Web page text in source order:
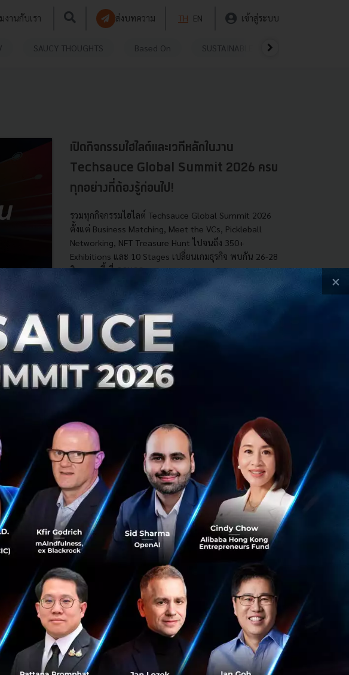
งานกับเรา ส่งบทความ TH EN เข้าสู่ระบบ
SAUCY THOUGHTS Based On SUSTAINABLE
เปิดกิจกรรมไฮไลต์และเวทีหลักในงาน
Techsauce Global Summit 2026 ครบ
ทุกอย่างที่ต้องรู้ก่อนไป!
รวมทุกกิจกรรมไฮไลต์ Techsauce Global Summit 2026
ตั้งแต่ Business Matching, Meet the VCs, Pickleball
Networking, NFT Treasure Hunt ไปจนถึง 350+
Exhibitions และ 10 Stages เปลี่ยนเกมธุรกิจ พบกัน 26-28
สิงหาคมนี้ ที่ QSNCC
Techsauce Team
Tech & Biz Workshop TSGS2026
Meet the VCs Business Matching
The Race to The Next Pickleball Networking
Techsauce Global Summit 2026
โจมตี
งพยายามปิด
ก Anthropic
มากเกมใหม่
รอด’ รู้ทัน
ห้ถอยห่าง
สแกน Tarpit
วณขนาด
×